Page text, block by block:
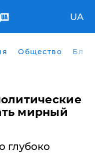
UA
Общество
мирный
глубоко